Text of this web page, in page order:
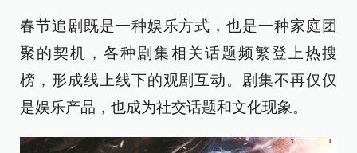
春节追剧既是一种娱乐方式，也是一种家庭团
聚的契机，各种剧集相关话题频繁登上热搜
榜，形成线上线下的观剧互动。剧集不再仅仅
是娱乐产品，也成为社交话题和文化现象。